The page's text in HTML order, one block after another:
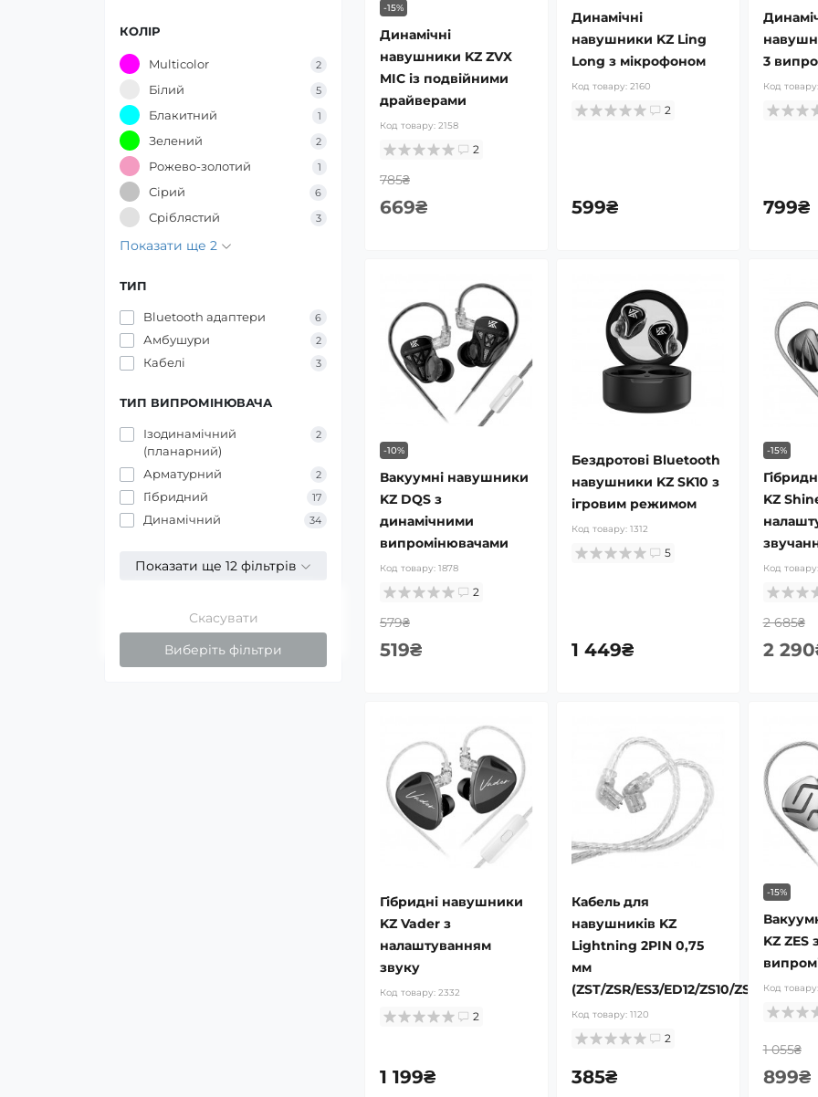
КОЛІР
Multicolor 2
Білий 5
Блакитний 1
Зелений 2
Рожево-золотий 1
Сірий 6
Сріблястий 3
Показати ще 2
ТИП
Bluetooth адаптери 6
Амбушури 2
Кабелі 3
ТИП ВИПРОМІНЮВАЧА
Ізодинамічний
(планарний)
2
Арматурний 2
Гібридний 17
Динамічний 34
Показати ще 12 фільтрів
Скасувати
Виберіть фільтри
-15%
Динамічні
навушники KZ ZVX
MIC із подвійними
драйверами
Код товару: 2158
2
785₴
669₴
Динамічні
навушники KZ Ling
Long з мікрофоном
Код товару: 2160
2
599₴
3
Код
799₴
-10%
Вакуумні навушники
KZ DQS з
динамічними
випромінювачами
Код товару: 1878
2
579₴
519₴
Бездротові Bluetooth
навушники KZ SK10 з
ігровим режимом
Код товару: 1312
5
1 449₴
-15%
KZ
Код
2 685₴
2
Гібридні навушники
KZ Vader з
налаштуванням
звуку
Код товару: 2332
2
1 199₴
Кабель для
навушників KZ
Lightning 2PIN 0,75
мм
(ZST/ZSR/ES3/ED12/ZS10/ZSN/AS10/
Код товару: 1120
2
385₴
-15%
KZ ZES
Код
1 055₴
899₴